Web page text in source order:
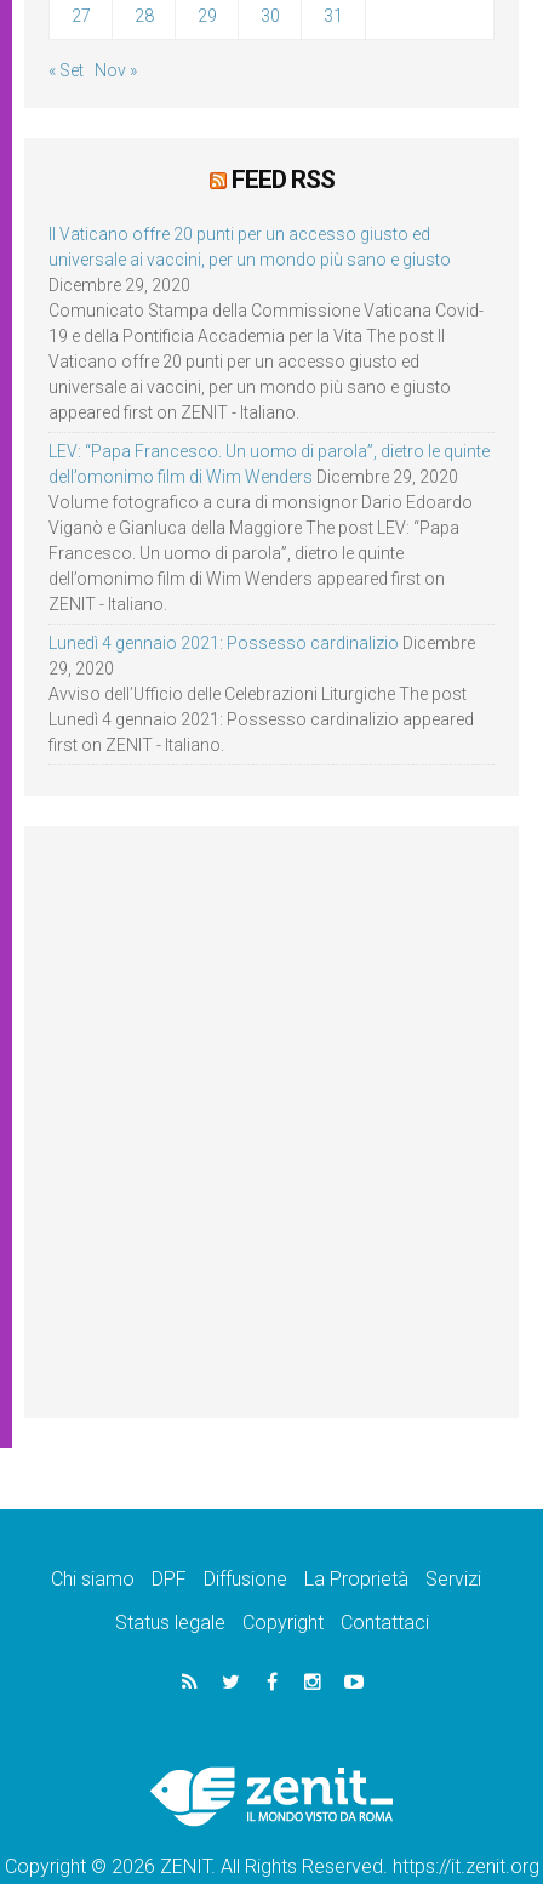
27 28 29 30 31
« Set Nov »
FEED RSS
Il Vaticano offre 20 punti per un accesso giusto ed
universale ai vaccini, per un mondo più sano e giusto
Dicembre 29, 2020
Comunicato Stampa della Commissione Vaticana Covid-
19 e della Pontificia Accademia per la Vita The post Il
Vaticano offre 20 punti per un accesso giusto ed
universale ai vaccini, per un mondo più sano e giusto
appeared first on ZENIT - Italiano.
LEV: “Papa Francesco. Un uomo di parola”, dietro le quinte
dell’omonimo film di Wim Wenders Dicembre 29, 2020
Volume fotografico a cura di monsignor Dario Edoardo
Viganò e Gianluca della Maggiore The post LEV: “Papa
Francesco. Un uomo di parola”, dietro le quinte
dell’omonimo film di Wim Wenders appeared first on
ZENIT - Italiano.
Lunedì 4 gennaio 2021: Possesso cardinalizio Dicembre
29, 2020
Avviso dell’Ufficio delle Celebrazioni Liturgiche The post
Lunedì 4 gennaio 2021: Possesso cardinalizio appeared
first on ZENIT - Italiano.
Chi siamo DPF Diffusione La Proprietà
Servizi
Status legale
Copyright Contattaci
Copyright © 2026 ZENIT. All Rights Reserved. https://it.zenit.org